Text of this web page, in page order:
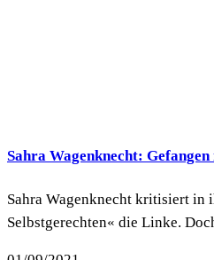
Sahra Wagenknecht:
Sahra Wagenknecht kritisiert in
Selbstgerechten« die Linke.